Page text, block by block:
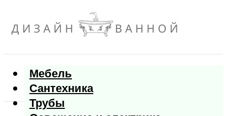
Мебель
Сантехника
Трубы